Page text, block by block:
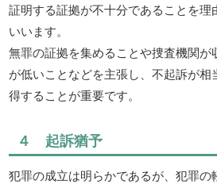
証明する証拠が不十分であることを理
いいます。
無罪の証拠を集めることや捜査機関が
が低いことなどを主張し、不起訴が
得することが重要です。
４ 起訴猶予
犯罪の成立は明らかであるが、犯罪